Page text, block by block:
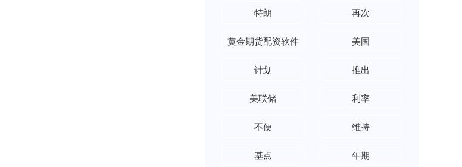
特朗 再次
黄金期货配资软件 美国
计划 推出
美联储 利率
不便 维持
基点 年期